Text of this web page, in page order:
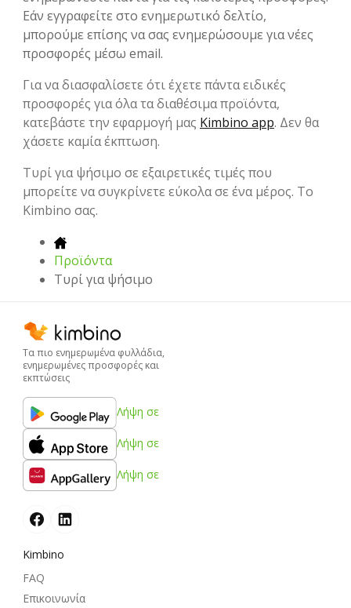
Εάν εγγραφείτε στο ενημερωτικό δελτίο,
μπορούμε επίσης να σας ενημερώσουμε για νέες
προσφορές μέσω email.
Για να διασφαλίσετε ότι έχετε πάντα ειδικές
προσφορές για όλα τα διαθέσιμα προϊόντα,
κατεβάστε την εφαρμογή μας Kimbino app. Δεν θα
χάσετε καμία έκπτωση.
Τυρί για ψήσιμο σε εξαιρετικές τιμές που
μπορείτε να συγκρίνετε εύκολα σε ένα μέρος. Το
Kimbino σας.
Προϊόντα
Τυρί για ψήσιμο
Τα πιο ενημερωμένα φυλλάδια,
ενημερωμένες προσφορές και
εκπτώσεις
Λήψη σε
Λήψη σε
Λήψη σε
Kimbino
FAQ
Επικοινωνία